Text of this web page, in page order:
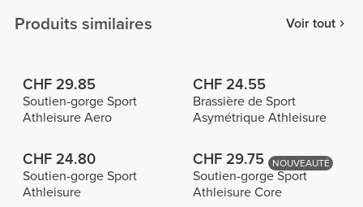
Produits similaires Voir tout
CHF 29.85
Soutien-gorge Sport
Athleisure Aero
CHF 24.55
Brassière de Sport
Asymétrique Athleisure
CHF 24.80
Soutien-gorge Sport
Athleisure
NOUVEAUTÉ
CHF 29.75
Soutien-gorge Sport
Athleisure Core